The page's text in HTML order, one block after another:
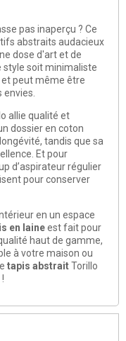
pas inaperçu ? Ce
abstraits audacieux
dose d'art et de
style soit minimaliste
peut même être
allie qualité et
dossier en coton
tandis que sa
Et pour
d’aspirateur régulier
pour conserver
en un espace
en laineest fait pour
haut de gamme,
à votre maison ou
tapis abstraitTorillo